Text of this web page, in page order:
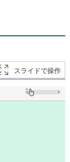
スライドで操作